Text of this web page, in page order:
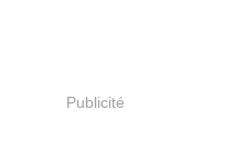
Publicité